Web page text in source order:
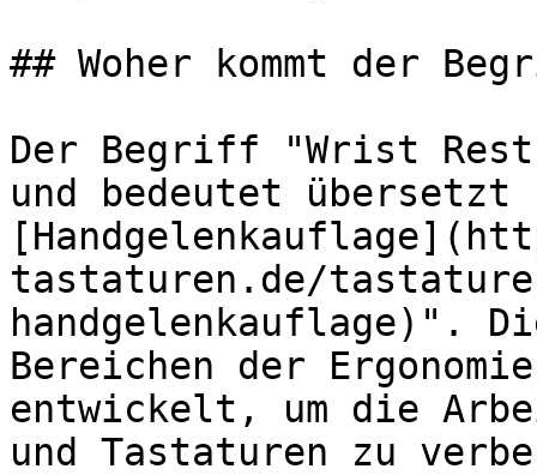
## Woher kommt der
Der Begriff "Wrist
und bedeutet
tastaturen.de/
handgelenkauflage)".
Bereichen der
entwickelt, um die
und Tastaturen zu